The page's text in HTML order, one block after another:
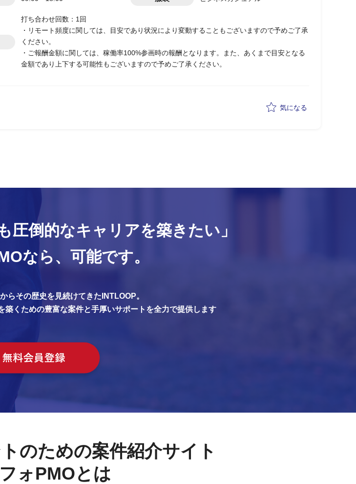
打ち合わせ回数：1回
・リモート頻度に関しては、目安であり状況により変動することもございますので予めご了承
ください。
・ご報酬金額に関しては、稼働率100%参画時の報酬となります。また、あくまで目安となる
金額であり上下する可能性もございますので予めご了承ください。
気になる
圧倒的なキャリアを築きたい」
なら、 可能です。
らその歴史を見続けてきたINTLOOP。
築くための豊富な案件と手厚いサポートを全力で提供します
のための案件紹介サイト
ォPMOとは